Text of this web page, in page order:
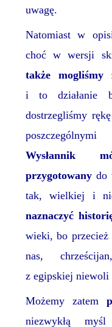
uwagę.
Natomiast w
choć w wersji
także mogliśmy
i to działanie
dostrzegliśmy
Wysłannik
przygotowanydo
tak, wielkiej i
naznaczyć
wieki, bo
nas,
z egipskiej niewoli
Możemy zatem
niezwykłą